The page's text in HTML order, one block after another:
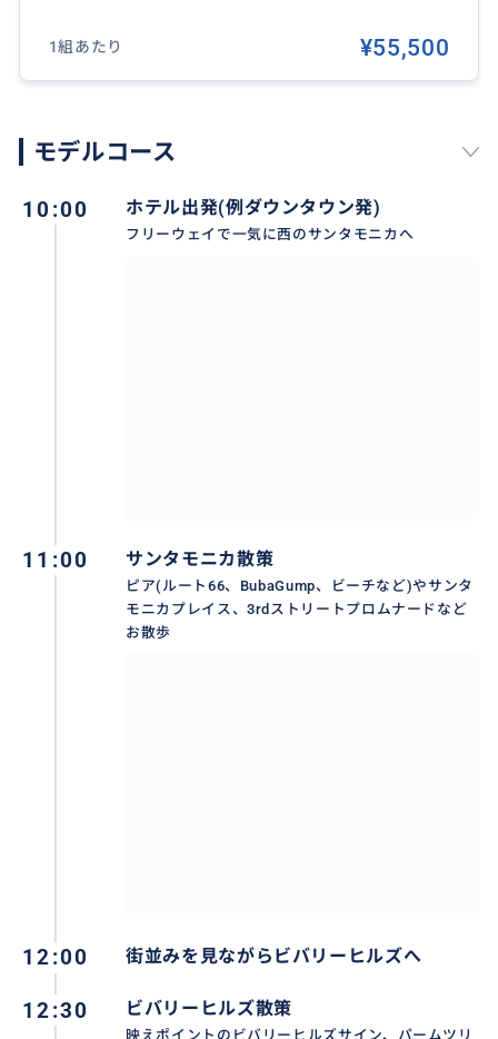
所要時間のほとんどが移動時間となってしまうロサン
ゼルス。ラッシュ時では空いている時間の2倍以上もか
事前にご希望を伺いながら、道路状況もふまえてなる
現場でもご希望に合わせてコース変更もフレキシブル
に対応致します。
す
人数: お1人様から6名様まで対応可
3名様までフラットレート。それ以上は追加料金あり。
ガス代は移動距離に合わせて別途ドル建てにて現地払
いになります。
1組あたり ¥55,500
モデルコース
10:00 ホテル出発(例ダウンタウン発)
フリーウェイで一気に西のサンタモニカへ
11:00 サンタモニカ散策
ピア(ルート66、BubaGump、ビーチなど)やサンタ
モニカプレイス、3rdストリートプロムナードなど
お散歩
12:00 街並みを見ながらビバリーヒルズへ
12:30 ビバリーヒルズ散策
映えポイントのビバリーヒルズサイン、パームツリ